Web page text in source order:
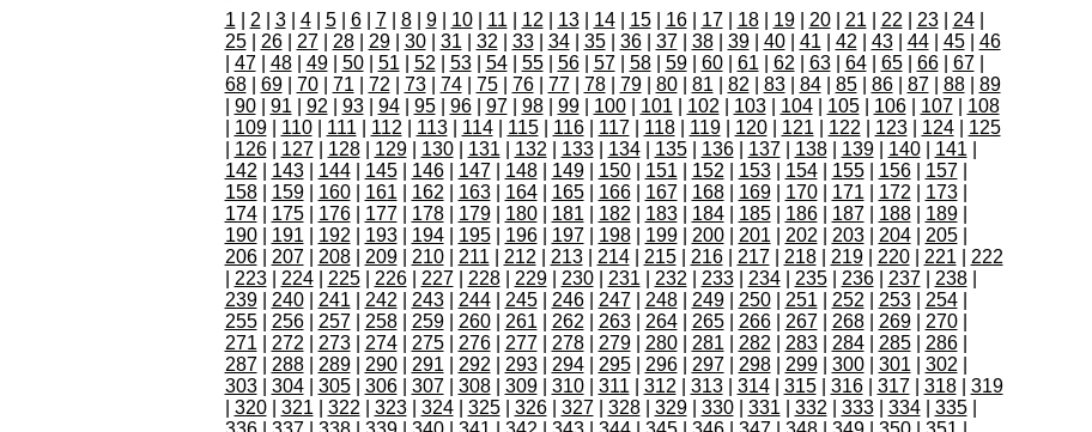
1 2 3| 4| 5| 6| 7| 8| 9| 10| 11 12 13| 14| 15| 16| 17| 18| 19| 20| 21 22 23| 24|
25| 26| 27| 28| 29| 30| 31 32 33| 34| 35| 36| 37| 38| 39| 40| 41 42 43| 44| 45| 46
47| 48| 49| 50| 51 52 53| 54| 55| 56| 57| 58| 59| 60| 61 62 63| 64| 65| 66| 67|
68| 69| 70| 71 72 73| 74| 75| 76| 77| 78| 79| 80| 81 82 83| 84| 85| 86| 87| 88| 89
90| 91 92 93| 94| 95| 96| 97| 98| 99| 100| 101 102 103| 104| 105| 106| 107| 108
109| 110| 111 112 113| 114| 115| 116| 117| 118| 119| 120| 121 122 123| 124| 125
126| 127| 128| 129| 130| 131 132 133| 134| 135| 136| 137| 138| 139| 140| 141
142
143| 144| 145| 146| 147| 148| 149| 150| 151 152 153| 154| 155| 156| 157|
158| 159| 160| 161 162 163| 164| 165| 166| 167| 168| 169| 170| 171 172 173|
174| 175| 176| 177| 178| 179| 180| 181 182 183| 184| 185| 186| 187| 188| 189|
190| 191 192 193| 194| 195| 196| 197| 198| 199| 200| 201 202 203| 204| 205|
206| 207| 208| 209| 210| 211 212 213| 214| 215| 216| 217| 218| 219| 220| 221
222
223| 224| 225| 226| 227| 228| 229| 230| 231 232 233| 234| 235| 236| 237| 238|
239| 240| 241 242 243| 244| 245| 246| 247| 248| 249| 250| 251 252 253| 254|
255| 256| 257| 258| 259| 260| 261 262 263| 264| 265| 266| 267| 268| 269| 270|
271
272 273| 274| 275| 276| 277| 278| 279| 280| 281 282 283| 284| 285| 286|
287| 288| 289| 290| 291 292 293| 294| 295| 296| 297| 298| 299| 300| 301 302
303| 304| 305| 306| 307| 308| 309| 310| 311 312 313| 314| 315| 316| 317| 318| 319
320| 321 322 323| 324| 325| 326| 327| 328| 329| 330| 331 332 333| 334| 335|